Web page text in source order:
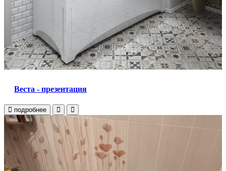
Веста - презентация
подробнее